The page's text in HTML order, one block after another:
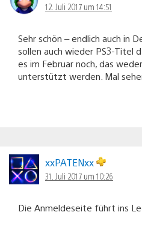
12. Juli 2017 um 14:51
Sehr schön – endlich auch in
sollen auch wieder PS3-Titel
es im Februar noch, das
unterstützt werden. Mal
xxPATENxx
31. Juli 2017 um 10:26
Die Anmeldeseite führt ins